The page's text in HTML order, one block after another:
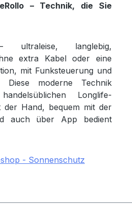
– Technik, die Sie
langlebig,
extra Kabel oder eine
mit Funksteuerung und
Diese moderne Technik
Longlife-
der Hand, bequem mit der
auch über App bedient
- Sonnenschutz